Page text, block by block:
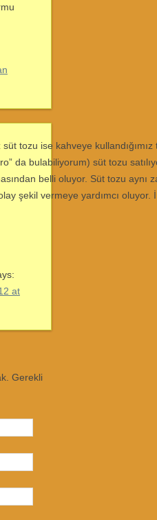
süt tozu ise kahveye
da bulabiliyorum) süt tozu
belli oluyor. Süt tozu aynı
şekil vermeye yardımcı
at
Gerekli